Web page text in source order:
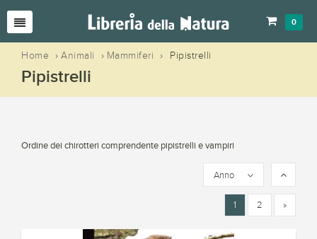
0
Home › Animali › Mammiferi › Pipistrelli
Pipistrelli
Ordine dei chirotteri comprendente pipistrelli e vampiri
Anno
1 2 »